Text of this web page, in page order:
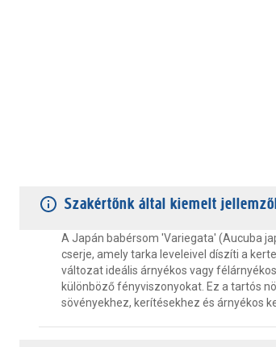
Szakértőnk által kiemelt
A Japán babérsom 'Variegata' (Aucuba
cserje, amely tarka leveleivel díszíti a
változat ideális árnyékos vagy
különböző fényviszonyokat. Ez a tartós
sövényekhez, kerítésekhez és árnyékos